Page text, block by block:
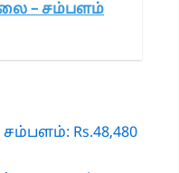
– சம்பளம்
Rs.48,480